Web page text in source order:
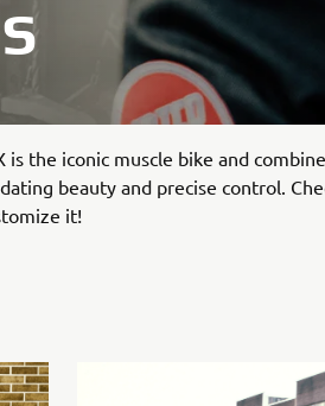
is the iconic muscle bike and
beauty and precise control.
it!